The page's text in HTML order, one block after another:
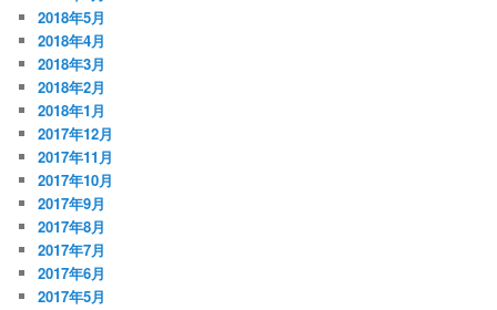
2018年5月
2018年4月
2018年3月
2018年2月
2018年1月
2017年12月
2017年11月
2017年10月
2017年9月
2017年8月
2017年7月
2017年6月
2017年5月